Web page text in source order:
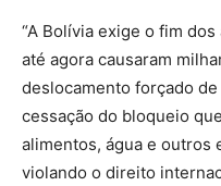
“A Bolívia exige o fim
até agora causaram
deslocamento forçado
cessação do bloqueio
alimentos, água e outros
violando o direito